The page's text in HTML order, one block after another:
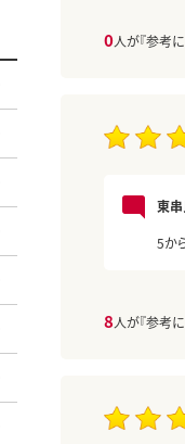
0人が『参考
東
5か
8人が『参考